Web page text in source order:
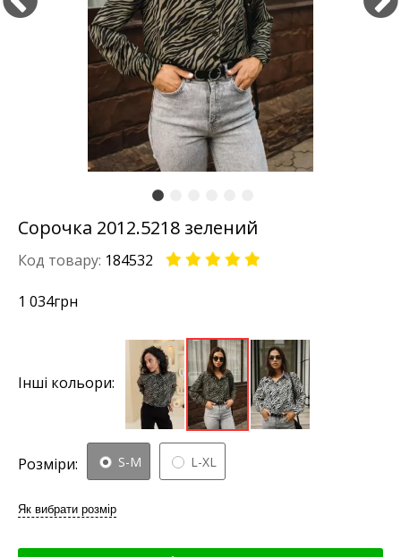
Сорочка 2012.5218 зелений
Код товару: 184532
1 034грн
Інші кольори:
Розміри: S-M L-XL
Як вибрати розмір